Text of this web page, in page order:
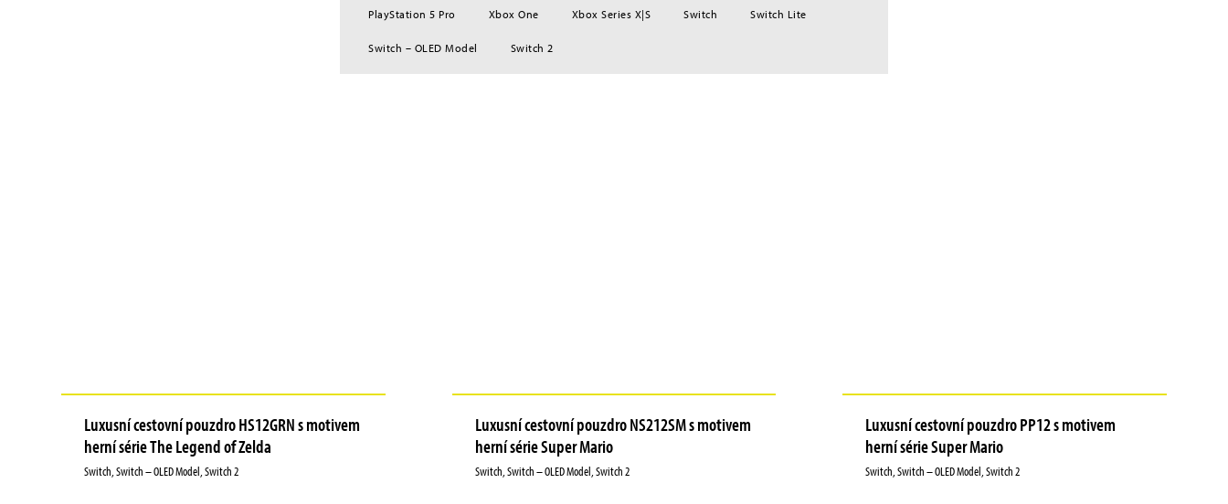
PlayStation 5 Pro Xbox One Xbox Series X|S Switch Switch Lite
Switch – OLED Model Switch 2
Luxusní cestovní pouzdro HS12GRN s motivem
herní série The Legend of Zelda
Switch, Switch – OLED Model, Switch 2
Luxusní cestovní pouzdro NS212SM s motivem
herní série Super Mario
Switch, Switch – OLED Model, Switch 2
Luxusní cestovní pouzdro PP12 s motivem
herní série Super Mario
Switch, Switch – OLED Model, Switch 2